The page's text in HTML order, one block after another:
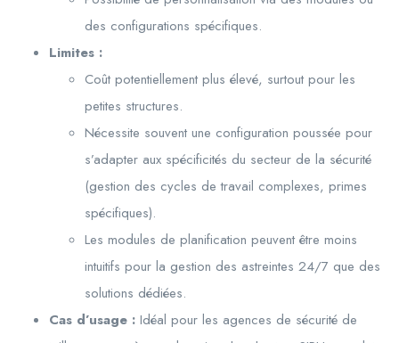
des configurations spécifiques.
Limites :
Coût potentiellement plus élevé, surtout pour les
petites structures.
Nécessite souvent une configuration poussée pour
s’adapter aux spécificités du secteur de la sécurité
(gestion des cycles de travail complexes, primes
spécifiques).
Les modules de planification peuvent être moins
intuitifs pour la gestion des astreintes 24/7 que des
solutions dédiées.
Cas d’usage : Idéal pour les agences de sécurité de